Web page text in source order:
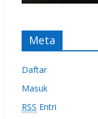
Meta
Daftar
Masuk
RSS Entri